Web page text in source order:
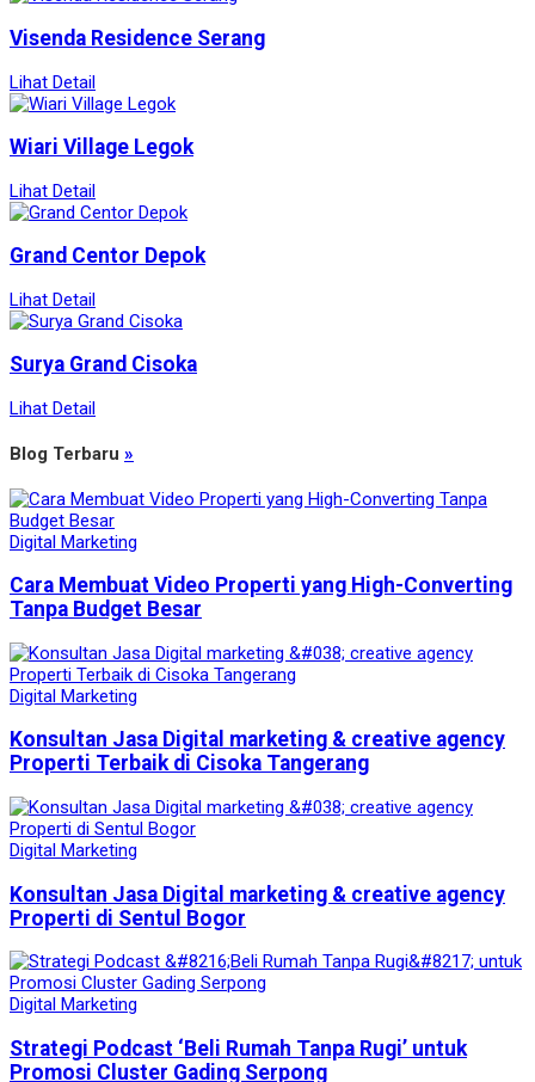
Visenda Residence Serang
Lihat Detail
Wiari Village Legok
Lihat Detail
Grand Centor Depok
Lihat Detail
Surya Grand Cisoka
Lihat Detail
Blog Terbaru »
Digital Marketing
Cara Membuat Video Properti yang High-Converting
Tanpa Budget Besar
Digital Marketing
Konsultan Jasa Digital marketing & creative agency
Properti Terbaik di Cisoka Tangerang
Digital Marketing
Konsultan Jasa Digital marketing & creative agency
Properti di Sentul Bogor
Digital Marketing
Strategi Podcast ‘Beli Rumah Tanpa Rugi’ untuk
Promosi Cluster Gading Serpong